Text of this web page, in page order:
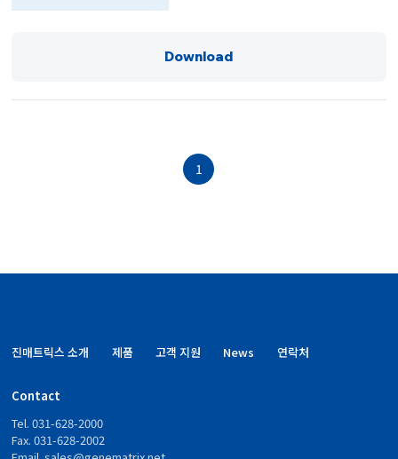
Download
1
진매트릭스 소개 제품 고객 지원 News 연락처
Contact
Tel. 031-628-2000
Fax. 031-628-2002